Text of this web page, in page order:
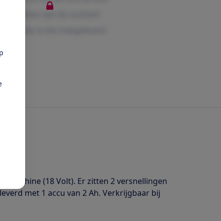
(18 Volt). Er zitten 2 versnellingen
met 1 accu van 2 Ah. Verkrijgbaar bij